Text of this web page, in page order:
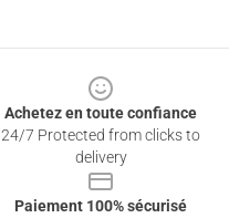
Achetez en toute confiance
24/7 Protected from clicks to
delivery
Paiement 100% sécurisé